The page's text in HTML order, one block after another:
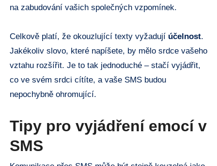
na zabudování vašich společných vzpomínek.
Celkově platí, že okouzlující texty vyžadují účelnost.
Jakékoliv slovo, které napíšete, by mělo srdce vašeho
vztahu rozšířit. Je to tak jednoduché – stačí vyjádřit,
co ve svém srdci cítíte, a vaše SMS budou
nepochybně ohromující.
Tipy pro vyjádření emocí v
SMS